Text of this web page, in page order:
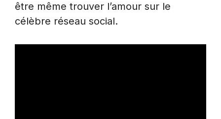
être même trouver l’amour sur le
célèbre réseau social.